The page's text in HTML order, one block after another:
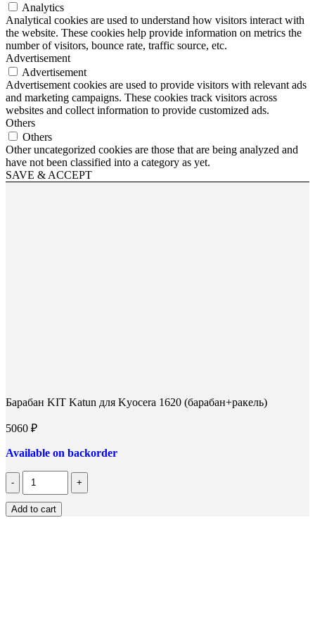
Analytics
Analytical cookies are used to understand how visitors interact with
the website. These cookies help provide information on metrics the
number of visitors, bounce rate, traffic source, etc.
Advertisement
Advertisement
Advertisement cookies are used to provide visitors with relevant ads
and marketing campaigns. These cookies track visitors across
websites and collect information to provide customized ads.
Others
Others
Other uncategorized cookies are those that are being analyzed and
have not been classified into a category as yet.
SAVE & ACCEPT
Барабан KIT Katun для Kyocera 1620 (барабан+ракель)
5060 ₽
Available on backorder
Количество
Барабан
KIT
Katun
Add to cart